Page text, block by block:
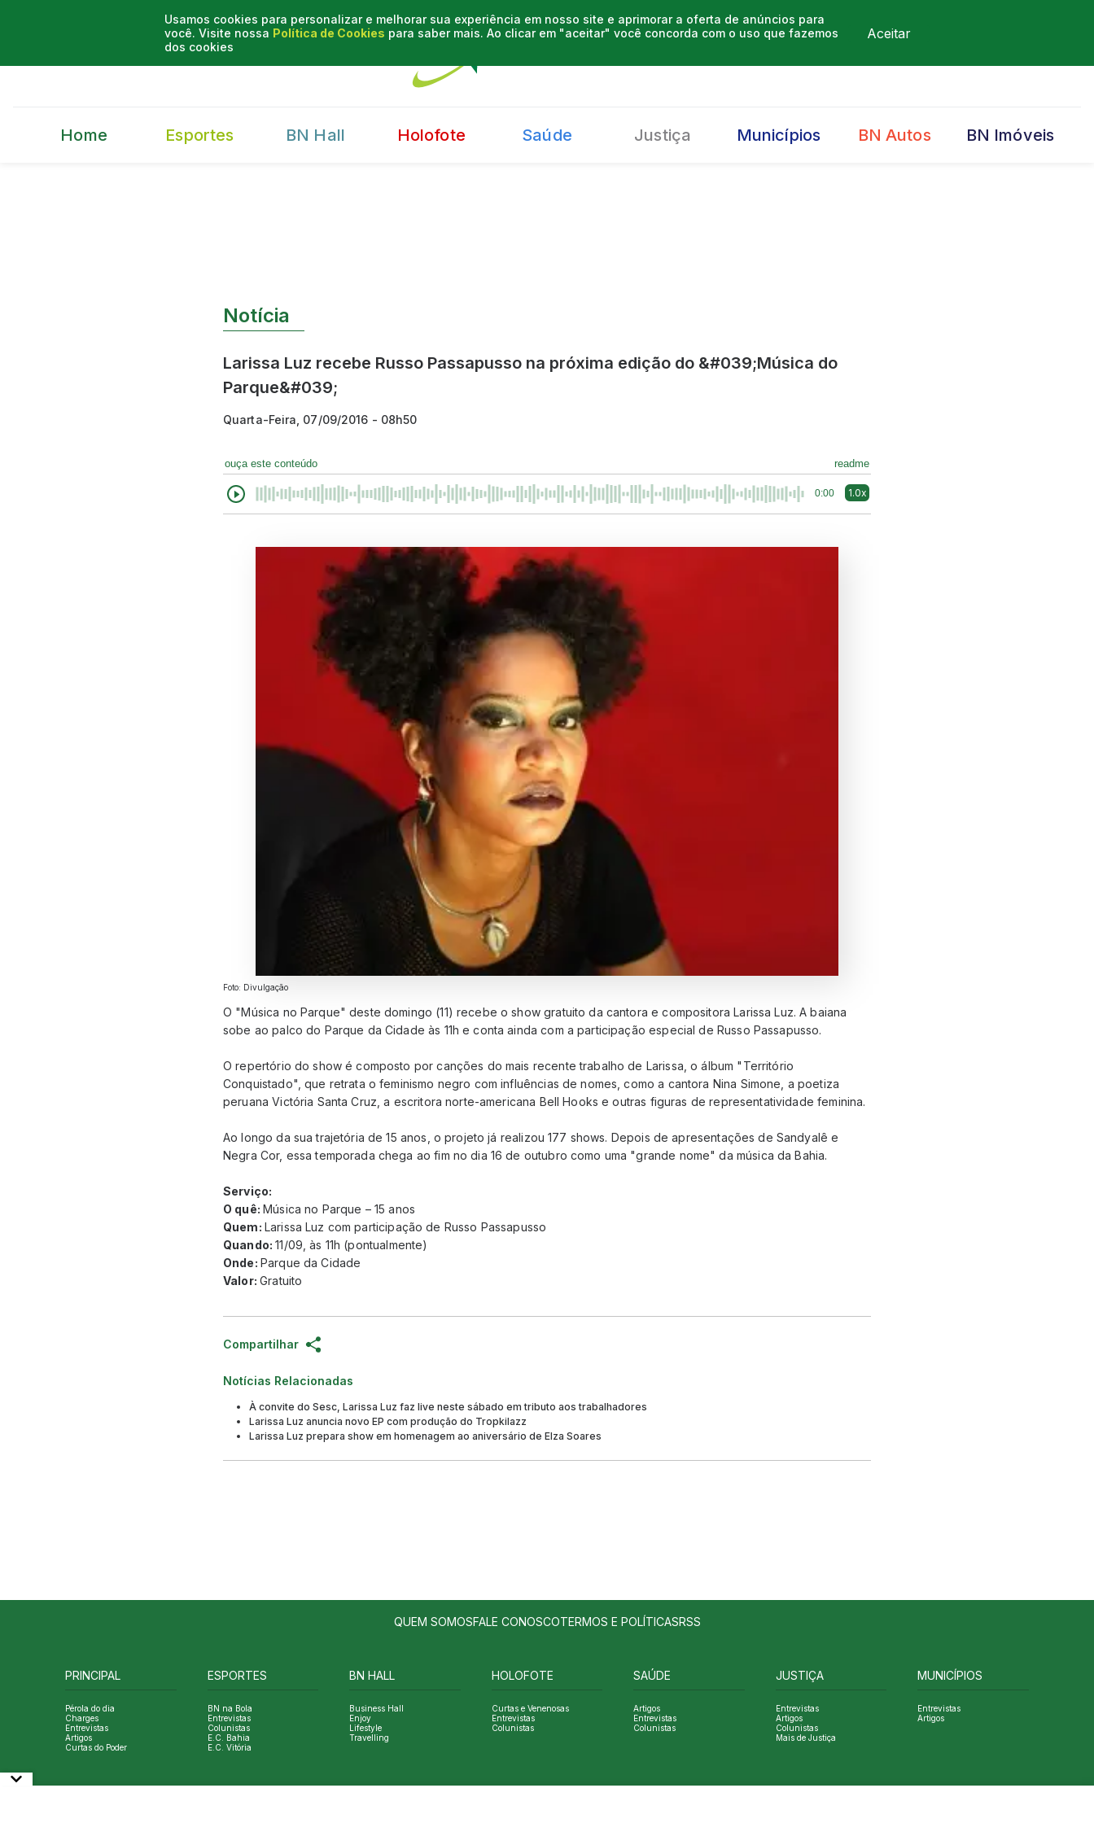
Usamos cookies para personalizar e melhorar sua experiência em nosso site e aprimorar a oferta de anúncios para
você. Visite nossa Política de Cookies para saber mais. Ao clicar em "aceitar" você concorda com o uso que fazemos
dos cookies
Aceitar
Home Esportes BN Hall Holofote Saúde Justiça Municípios BN Autos BN Imóveis
Notícia
Larissa Luz recebe Russo Passapusso na próxima edição do &#039;Música do
Parque&#039;
Quarta-Feira, 07/09/2016 - 08h50
ouça este conteúdo readme
0:00 1.0x
Foto: Divulgação
O "Música no Parque" deste domingo (11) recebe o show gratuito da cantora e compositora Larissa Luz. A baiana
sobe ao palco do Parque da Cidade às 11h e conta ainda com a participação especial de Russo Passapusso.
O repertório do show é composto por canções do mais recente trabalho de Larissa, o álbum "Território
Conquistado", que retrata o feminismo negro com influências de nomes, como a cantora Nina Simone, a poetiza
peruana Victória Santa Cruz, a escritora norte-americana Bell Hooks e outras figuras de representatividade feminina.
Ao longo da sua trajetória de 15 anos, o projeto já realizou 177 shows. Depois de apresentações de Sandyalê e
Negra Cor, essa temporada chega ao fim no dia 16 de outubro como uma "grande nome" da música da Bahia.
Serviço:
O quê:Música no Parque – 15 anos
Quem: Larissa Luz com participação de Russo Passapusso
Quando:11/09, às 11h (pontualmente)
Onde: Parque da Cidade
Valor:Gratuito
Compartilhar
Notícias Relacionadas
À convite do Sesc, Larissa Luz faz live neste sábado em tributo aos trabalhadores
Larissa Luz anuncia novo EP com produção do Tropkilazz
Larissa Luz prepara show em homenagem ao aniversário de Elza Soares
QUEM SOMOSFALE CONOSCOTERMOS E POLÍTICASRSS
PRINCIPAL
Pérola do dia
Charges
Entrevistas
Artigos
Curtas do Poder
ESPORTES
BN na Bola
Entrevistas
Colunistas
E.C. Bahia
E.C. Vitória
BN HALL
Business Hall
Enjoy
Lifestyle
Travelling
HOLOFOTE
Curtas e Venenosas
Entrevistas
Colunistas
SAÚDE
Artigos
Entrevistas
Colunistas
JUSTIÇA
Entrevistas
Artigos
Colunistas
Mais de Justiça
MUNICÍPIOS
Entrevistas
Artigos